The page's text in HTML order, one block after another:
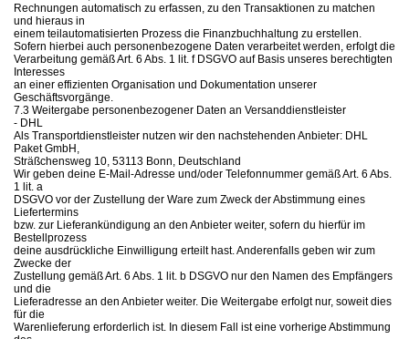
Rechnungen automatisch zu erfassen, zu den Transaktionen zu matchen
und hieraus in
einem teilautomatisierten Prozess die Finanzbuchhaltung zu erstellen.
Sofern hierbei auch personenbezogene Daten verarbeitet werden, erfolgt die
Verarbeitung gemäß Art. 6 Abs. 1 lit. f DSGVO auf Basis unseres berechtigten
Interesses
an einer effizienten Organisation und Dokumentation unserer
Geschäftsvorgänge.
7.3 Weitergabe personenbezogener Daten an Versanddienstleister
- DHL
Als Transportdienstleister nutzen wir den nachstehenden Anbieter: DHL
Paket GmbH,
Sträßchensweg 10, 53113 Bonn, Deutschland
Wir geben deine E-Mail-Adresse und/oder Telefonnummer gemäß Art. 6 Abs.
1 lit. a
DSGVO vor der Zustellung der Ware zum Zweck der Abstimmung eines
Liefertermins
bzw. zur Lieferankündigung an den Anbieter weiter, sofern du hierfür im
Bestellprozess
deine ausdrückliche Einwilligung erteilt hast. Anderenfalls geben wir zum
Zwecke der
Zustellung gemäß Art. 6 Abs. 1 lit. b DSGVO nur den Namen des Empfängers
und die
Lieferadresse an den Anbieter weiter. Die Weitergabe erfolgt nur, soweit dies
für die
Warenlieferung erforderlich ist. In diesem Fall ist eine vorherige Abstimmung